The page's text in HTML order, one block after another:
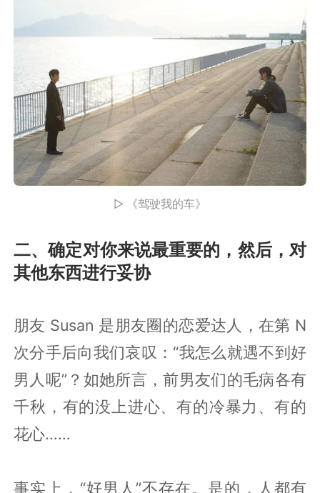
▷ 《驾驶我的车》
二、确定对你来说最重要的，然后，对
其他东西进行妥协
朋友 Susan 是朋友圈的恋爱达人，在第 N
次分手后向我们哀叹：“我怎么就遇不到好
男人呢”？如她所言，前男友们的毛病各有
千秋，有的没上进心、有的冷暴力、有的
花心……
事实上，“好男人”不存在。是的，人都有